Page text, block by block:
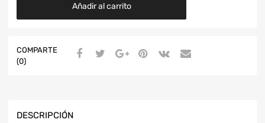
Añadir al carrito
COMPARTE
(0)
DESCRIPCIÓN